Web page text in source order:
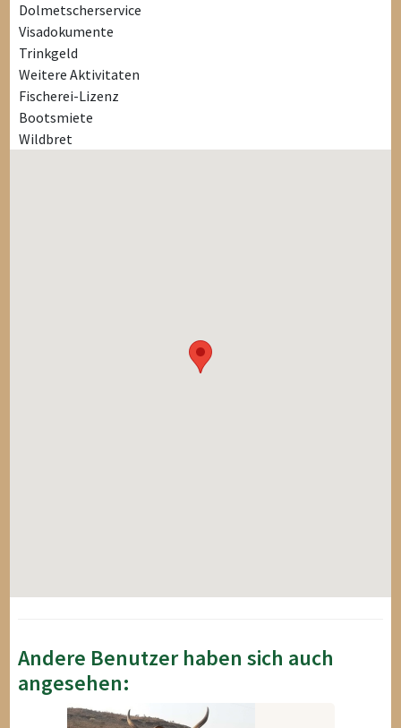
Dolmetscherservice
Visadokumente
Trinkgeld
Weitere Aktivitaten
Fischerei-Lizenz
Bootsmiete
Wildbret
Andere Benutzer haben sich auch
angesehen: